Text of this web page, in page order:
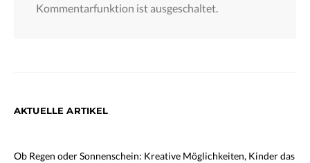
Kommentarfunktion ist ausgeschaltet.
AKTUELLE ARTIKEL
Ob Regen oder Sonnenschein: Kreative Möglichkeiten, Kinder das